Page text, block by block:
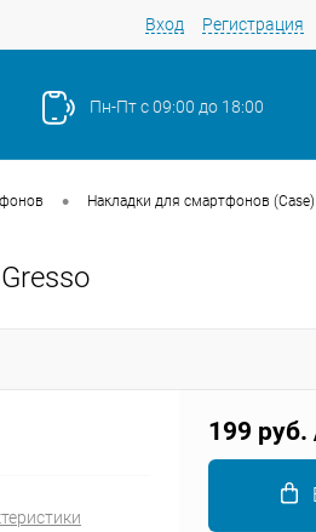
Вход Регистрация
Пн-Пт с 09:00 до 18:00
• Накладки для смартфонов (Case)
199 руб.